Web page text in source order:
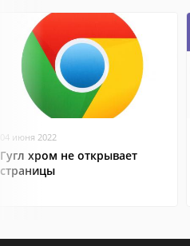
04 июня 2022
Гугл хром не открывает
страницы